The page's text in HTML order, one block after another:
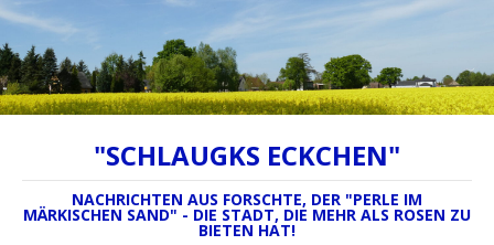
"SCHLAUGKS ECKCHEN"
NACHRICHTEN AUS FORSCHTE, DER "PERLE IM
MÄRKISCHEN SAND" - DIE STADT, DIE MEHR ALS ROSEN ZU
BIETEN HAT!